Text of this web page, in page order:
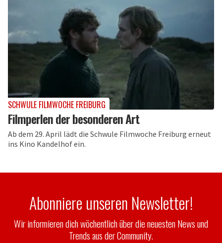
SCHWULE FILMWOCHE FREIBURG
Filmperlen der besonderen Art
Ab dem 29. April lädt die Schwule Filmwoche Freiburg erneut
ins Kino Kandelhof ein.
Abonniere unseren Newsletter!
Wir informieren dich wöchentlich über die neuesten News und
Trends aus der Community.